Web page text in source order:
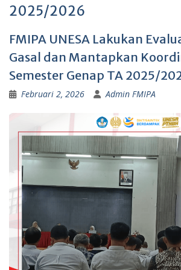
2025/2026
FMIPA UNESA Lakukan
Gasal dan Mantapkan
Semester Genap TA 2025/
Februari 2, 2026 Admin FMIPA